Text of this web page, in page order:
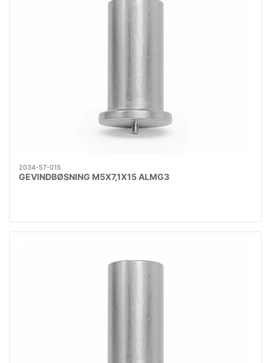
2034-57-015
GEVINDBØSNING M5X7,1X15 ALMG3